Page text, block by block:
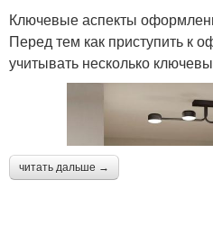
Ключевые аспекты
Перед тем как приступить к
учитывать несколько
читать дальше →